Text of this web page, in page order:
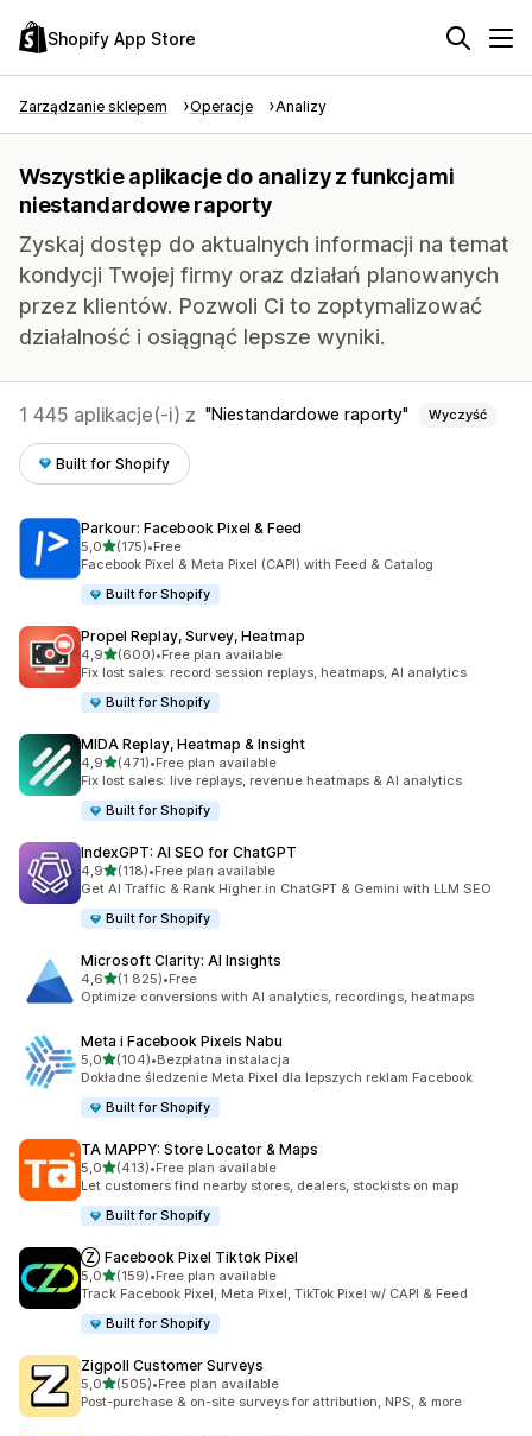
Shopify App Store
Zarządzanie sklepem Operacje Analizy
Wszystkie aplikacje do analizy z funkcjami
niestandardowe raporty
Zyskaj dostęp do aktualnych informacji na temat
kondycji Twojej firmy oraz działań planowanych
przez klientów. Pozwoli Ci to zoptymalizować
działalność i osiągnąć lepsze wyniki.
1 445 aplikacje(-i) z Niestandardowe raporty Wyczyść
Built for Shopify
Parkour: Facebook Pixel & Feed
5,0na 5 gwiazdek
(175)
Łączna liczba recenzji: 175
•Free
Facebook Pixel & Meta Pixel (CAPI) with Feed & Catalog
Built for Shopify
Propel Replay, Survey, Heatmap
4,9na 5 gwiazdek
(600)
Łączna liczba recenzji: 600
•Free plan available
Fix lost sales: record session replays, heatmaps, AI analytics
Built for Shopify
MIDA Replay, Heatmap & Insight
4,9na 5 gwiazdek
(471)
Łączna liczba recenzji: 471
•Free plan available
Fix lost sales: live replays, revenue heatmaps & AI analytics
Built for Shopify
IndexGPT: AI SEO for ChatGPT
4,9na 5 gwiazdek
(118)
Łączna liczba recenzji: 118
•Free plan available
Get AI Traffic & Rank Higher in ChatGPT & Gemini with LLM SEO
Built for Shopify
Microsoft Clarity: AI Insights
4,6na 5 gwiazdek
(1 825)
Łączna liczba recenzji: 1825
•Free
Optimize conversions with AI analytics, recordings, heatmaps
Meta i Facebook Pixels Nabu
5,0na 5 gwiazdek
(104)
Łączna liczba recenzji: 104
•Bezpłatna instalacja
Dokładne śledzenie Meta Pixel dla lepszych reklam Facebook
Built for Shopify
TA MAPPY: Store Locator & Maps
5,0na 5 gwiazdek
(413)
Łączna liczba recenzji: 413
•Free plan available
Let customers find nearby stores, dealers, stockists on map
Built for Shopify
Ⓩ Facebook Pixel Tiktok Pixel
5,0na 5 gwiazdek
(159)
Łączna liczba recenzji: 159
•Free plan available
Track Facebook Pixel, Meta Pixel, TikTok Pixel w/ CAPI & Feed
Built for Shopify
Zigpoll Customer Surveys
5,0na 5 gwiazdek
(505)
Łączna liczba recenzji: 505
•Free plan available
Post-purchase & on-site surveys for attribution, NPS, & more